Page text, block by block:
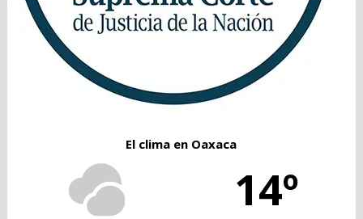
El clima en Oaxaca
14º